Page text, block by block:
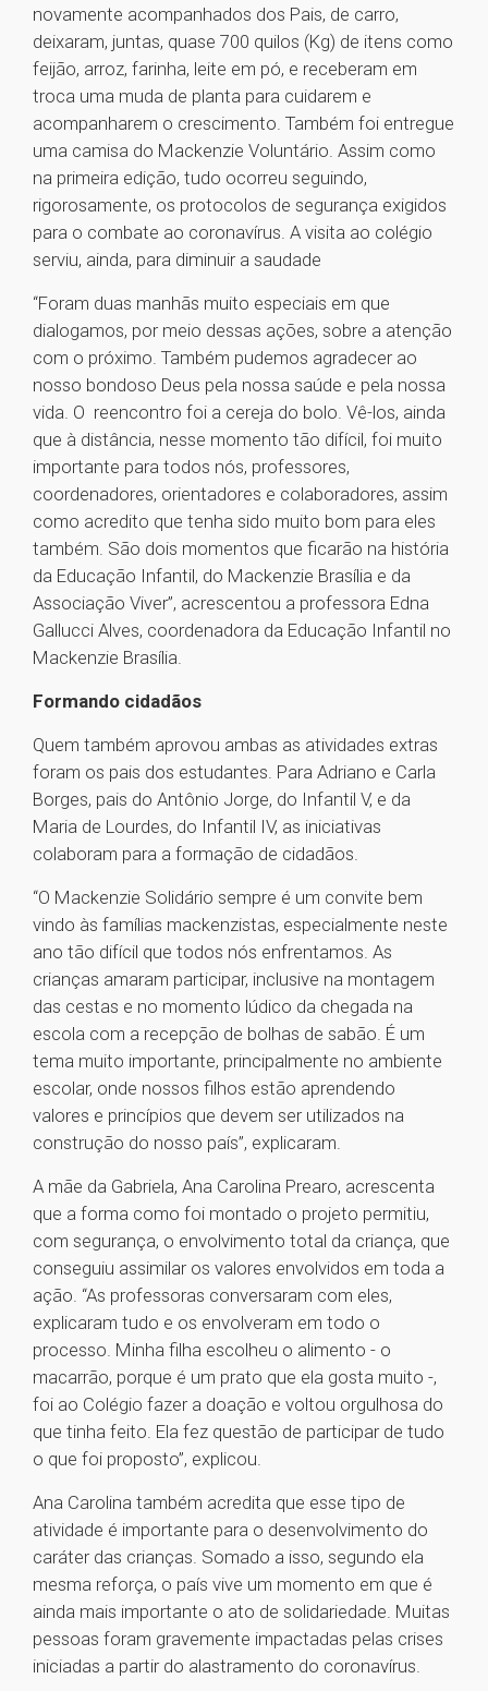
novamente acompanhados dos Pais, de carro,
deixaram, juntas, quase 700 quilos (Kg) de itens como
feijão, arroz, farinha, leite em pó, e receberam em
troca uma muda de planta para cuidarem e
acompanharem o crescimento. Também foi entregue
uma camisa do Mackenzie Voluntário. Assim como
na primeira edição, tudo ocorreu seguindo,
rigorosamente, os protocolos de segurança exigidos
para o combate ao coronavírus. A visita ao colégio
serviu, ainda, para diminuir a saudade
“Foram duas manhãs muito especiais em que
dialogamos, por meio dessas ações, sobre a atenção
com o próximo. Também pudemos agradecer ao
nosso bondoso Deus pela nossa saúde e pela nossa
vida. O reencontro foi a cereja do bolo. Vê-los, ainda
que à distância, nesse momento tão difícil, foi muito
importante para todos nós, professores,
coordenadores, orientadores e colaboradores, assim
como acredito que tenha sido muito bom para eles
também. São dois momentos que ficarão na história
da Educação Infantil, do Mackenzie Brasília e da
Associação Viver”, acrescentou a professora Edna
Gallucci Alves, coordenadora da Educação Infantil no
Mackenzie Brasília.
Formando cidadãos
Quem também aprovou ambas as atividades extras
foram os pais dos estudantes. Para Adriano e Carla
Borges, pais do Antônio Jorge, do Infantil V, e da
Maria de Lourdes, do Infantil IV, as iniciativas
colaboram para a formação de cidadãos.
“O Mackenzie Solidário sempre é um convite bem
vindo às famílias mackenzistas, especialmente neste
ano tão difícil que todos nós enfrentamos. As
crianças amaram participar, inclusive na montagem
das cestas e no momento lúdico da chegada na
escola com a recepção de bolhas de sabão. É um
tema muito importante, principalmente no ambiente
escolar, onde nossos filhos estão aprendendo
valores e princípios que devem ser utilizados na
construção do nosso país”, explicaram.
A mãe da Gabriela, Ana Carolina Prearo, acrescenta
que a forma como foi montado o projeto permitiu,
com segurança, o envolvimento total da criança, que
conseguiu assimilar os valores envolvidos em toda a
ação. “As professoras conversaram com eles,
explicaram tudo e os envolveram em todo o
processo. Minha filha escolheu o alimento - o
macarrão, porque é um prato que ela gosta muito -,
foi ao Colégio fazer a doação e voltou orgulhosa do
que tinha feito. Ela fez questão de participar de tudo
o que foi proposto”, explicou.
Ana Carolina também acredita que esse tipo de
atividade é importante para o desenvolvimento do
caráter das crianças. Somado a isso, segundo ela
mesma reforça, o país vive um momento em que é
ainda mais importante o ato de solidariedade. Muitas
pessoas foram gravemente impactadas pelas crises
iniciadas a partir do alastramento do coronavírus.